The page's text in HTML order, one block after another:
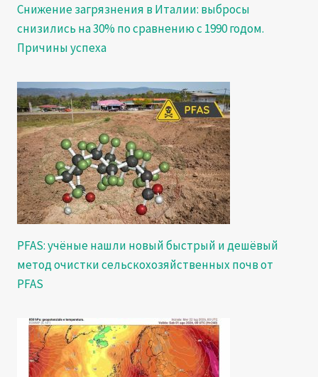
Снижение загрязнения в Италии: выбросы
снизились на 30% по сравнению с 1990 годом.
Причины успеха
PFAS: учёные нашли новый быстрый и дешёвый
метод очистки сельскохозяйственных почв от
PFAS